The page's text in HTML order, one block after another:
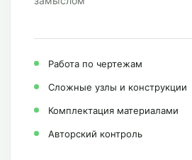
Работа по чертежам
Сложные узлы и конструкции
Комплектация материалами
Авторский контроль